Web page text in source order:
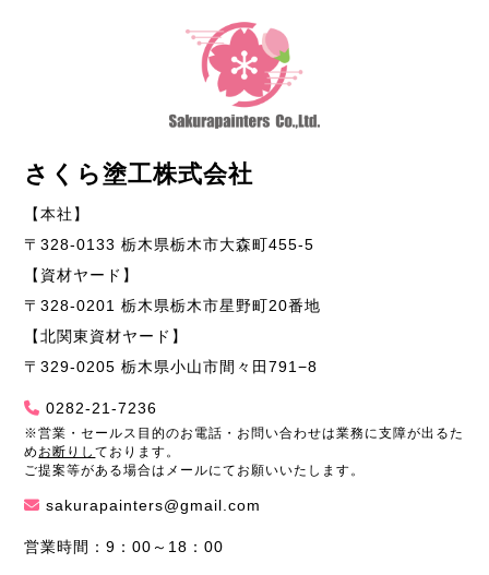
さくら塗工株式会社
【本社】
〒328-0133 栃木県栃木市大森町455-5
【資材ヤード】
〒328-0201 栃木県栃木市星野町20番地
【北関東資材ヤード】
〒329-0205 栃木県小山市間々田791−8
0282-21-7236
※営業・セールス目的のお電話・お問い合わせは業務に支障が出るた
め お断りしております。
ご提案等がある場合はメールにてお願いいたします。
sakurapainters@gmail.com
営業時間：9：00～18：00